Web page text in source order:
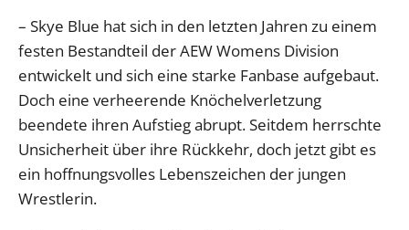
– Skye Blue hat sich in den letzten Jahren zu einem
festen Bestandteil der AEW Womens Division
entwickelt und sich eine starke Fanbase aufgebaut.
Doch eine verheerende Knöchelverletzung
beendete ihren Aufstieg abrupt. Seitdem herrschte
Unsicherheit über ihre Rückkehr, doch jetzt gibt es
ein hoffnungsvolles Lebenszeichen der jungen
Wrestlerin.